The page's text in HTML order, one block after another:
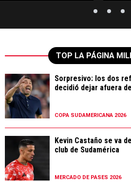
TOP LA PÁGINA
Sorpresivo: los dos
decidió dejar afuera
COPA SUDAMERICANA 2026
Kevin Castaño se va
club de Sudamérica
MERCADO DE PASES 2026